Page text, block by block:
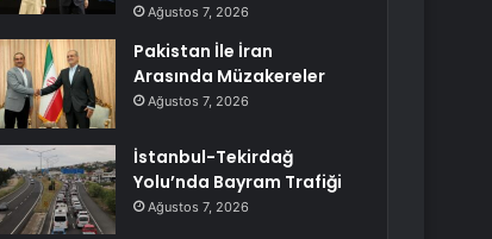
Ağustos 7, 2026
Pakistan İle İran
Arasında Müzakereler
Ağustos 7, 2026
İstanbul-Tekirdağ
Yolu’nda Bayram Trafiği
Ağustos 7, 2026